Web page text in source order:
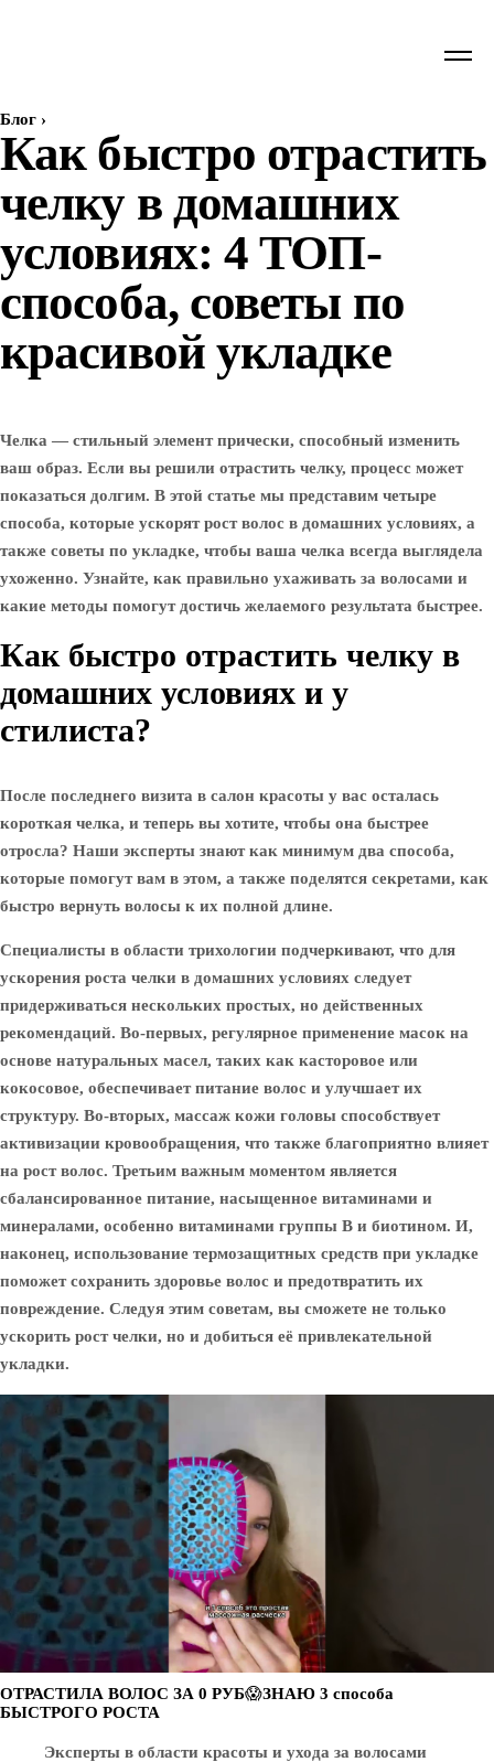
Блог ›
Как быстро отрастить
челку в домашних
условиях: 4 ТОП-
способа, советы по
красивой укладке
Челка — стильный элемент прически, способный изменить
ваш образ. Если вы решили отрастить челку, процесс может
показаться долгим. В этой статье мы представим четыре
способа, которые ускорят рост волос в домашних условиях, а
также советы по укладке, чтобы ваша челка всегда выглядела
ухоженно. Узнайте, как правильно ухаживать за волосами и
какие методы помогут достичь желаемого результата быстрее.
Как быстро отрастить челку в
домашних условиях и у
стилиста?
После последнего визита в салон красоты у вас осталась
короткая челка, и теперь вы хотите, чтобы она быстрее
отросла? Наши эксперты знают как минимум два способа,
которые помогут вам в этом, а также поделятся секретами, как
быстро вернуть волосы к их полной длине.
Специалисты в области трихологии подчеркивают, что для
ускорения роста челки в домашних условиях следует
придерживаться нескольких простых, но действенных
рекомендаций. Во-первых, регулярное применение масок на
основе натуральных масел, таких как касторовое или
кокосовое, обеспечивает питание волос и улучшает их
структуру. Во-вторых, массаж кожи головы способствует
активизации кровообращения, что также благоприятно влияет
на рост волос. Третьим важным моментом является
сбалансированное питание, насыщенное витаминами и
минералами, особенно витаминами группы B и биотином. И,
наконец, использование термозащитных средств при укладке
поможет сохранить здоровье волос и предотвратить их
повреждение. Следуя этим советам, вы сможете не только
ускорить рост челки, но и добиться её привлекательной
укладки.
ОТРАСТИЛА ВОЛОС ЗА 0 РУБ😱ЗНАЮ 3 способа
БЫСТРОГО РОСТА
Эксперты в области красоты и ухода за волосами